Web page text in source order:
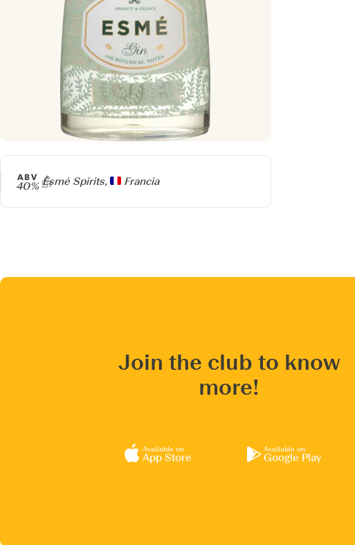
Producer
Esmé Spirits, Francia
ABV
40%
Join the club to know
more!
Available on
App Store
Available on
Google Play